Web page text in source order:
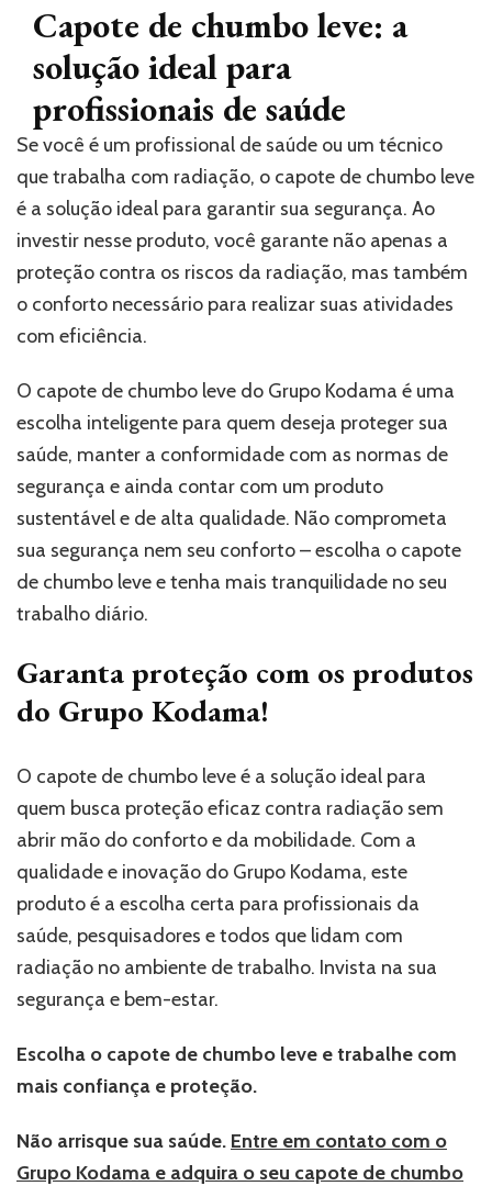
Capote de chumbo leve: a
solução ideal para
profissionais de saúde
Se você é um profissional de saúde ou um técnico
que trabalha com radiação, o capote de chumbo leve
é a solução ideal para garantir sua segurança. Ao
investir nesse produto, você garante não apenas a
proteção contra os riscos da radiação, mas também
o conforto necessário para realizar suas atividades
com eficiência.
O capote de chumbo leve do Grupo Kodama é uma
escolha inteligente para quem deseja proteger sua
saúde, manter a conformidade com as normas de
segurança e ainda contar com um produto
sustentável e de alta qualidade. Não comprometa
sua segurança nem seu conforto – escolha o capote
de chumbo leve e tenha mais tranquilidade no seu
trabalho diário.
Garanta proteção com os produtos
do Grupo Kodama!
O capote de chumbo leve é a solução ideal para
quem busca proteção eficaz contra radiação sem
abrir mão do conforto e da mobilidade. Com a
qualidade e inovação do Grupo Kodama, este
produto é a escolha certa para profissionais da
saúde, pesquisadores e todos que lidam com
radiação no ambiente de trabalho. Invista na sua
segurança e bem-estar.
Escolha o capote de chumbo leve e trabalhe com
mais confiança e proteção.
Não arrisque sua saúde. Entre em contato com o
Grupo Kodama e adquira o seu capote de chumbo